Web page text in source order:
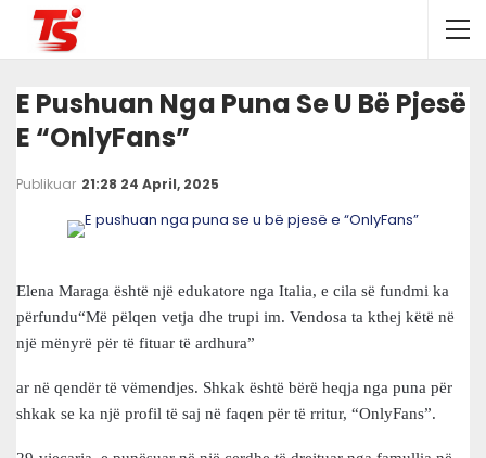
E Pushuan Nga Puna Se U Bë Pjesë
E “OnlyFans”
Publikuar 21:28 24 April, 2025
Elena Maraga është një edukatore nga Italia, e cila së fundmi ka
përfundu“Më pëlqen vetja dhe trupi im. Vendosa ta kthej këtë në
një mënyrë për të fituar të ardhura”
ar në qendër të vëmendjes. Shkak është bërë heqja nga puna për
shkak se ka një profil të saj në faqen për të rritur, “OnlyFans”.